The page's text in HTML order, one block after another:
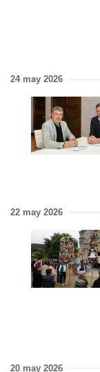
24 may 2026
22 may 2026
20 may 2026